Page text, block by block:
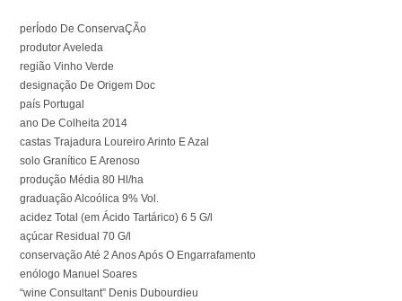
perÍodo De ConservaÇÃo
produtor Aveleda
região Vinho Verde
designação De Origem Doc
país Portugal
ano De Colheita 2014
castas Trajadura Loureiro Arinto E Azal
solo Granítico E Arenoso
produção Média 80 Hl/ha
graduação Alcoólica 9% Vol.
acidez Total (em Ácido Tartárico) 6 5 G/l
açúcar Residual 70 G/l
conservação Até 2 Anos Após O Engarrafamento
enólogo Manuel Soares
“wine Consultant” Denis Dubourdieu